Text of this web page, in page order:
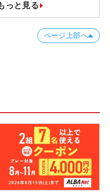
っと見る
ページ上部へ